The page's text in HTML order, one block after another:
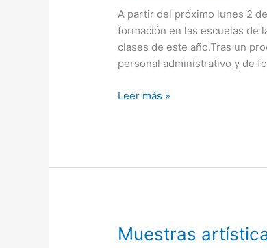
A partir del próximo lunes 2
formación en las escuelas de
clases de este año.Tras un
personal administrativo y de
escuelas
de
música.
El
Leer más »
Muestras
Muestras